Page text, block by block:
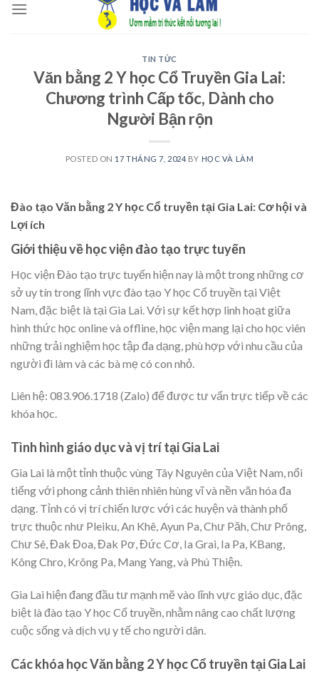
TIN TỨC
Văn bằng 2 Y học Cổ Truyền Gia Lai:
Chương trình Cấp tốc, Dành cho
Người Bận rộn
POSTED ON 17 THÁNG 7, 2024 BY HỌC VÀ LÀM
Đào tạo Văn bằng 2 Y học Cổ truyền tại Gia Lai: Cơ hội và
Lợi ích
Giới thiệu về học viện đào tạo trực tuyến
Học viện Đào tạo trực tuyến hiện nay là một trong những cơ
sở uy tín trong lĩnh vực đào tạo Y học Cổ truyền tại Việt
Nam, đặc biệt là tại Gia Lai. Với sự kết hợp linh hoạt giữa
hình thức học online và offline, học viện mang lại cho học viên
những trải nghiệm học tập đa dạng, phù hợp với nhu cầu của
người đi làm và các bà mẹ có con nhỏ.
Liên hệ: 083.906.1718 (Zalo) để được tư vấn trực tiếp về các
khóa học.
Tình hình giáo dục và vị trí tại Gia Lai
Gia Lai là một tỉnh thuộc vùng Tây Nguyên của Việt Nam, nổi
tiếng với phong cảnh thiên nhiên hùng vĩ và nền văn hóa đa
dạng. Tỉnh có vị trí chiến lược với các huyện và thành phố
trực thuộc như Pleiku, An Khê, Ayun Pa, Chư Păh, Chư Prông,
Chư Sê, Đak Đoa, Đak Pơ, Đức Cơ, Ia Grai, Ia Pa, KBang,
Kông Chro, Krông Pa, Mang Yang, và Phú Thiện.
Gia Lai hiện đang đầu tư mạnh mẽ vào lĩnh vực giáo dục, đặc
biệt là đào tạo Y học Cổ truyền, nhằm nâng cao chất lượng
cuộc sống và dịch vụ y tế cho người dân.
Các khóa học Văn bằng 2 Y học Cổ truyền tại Gia Lai